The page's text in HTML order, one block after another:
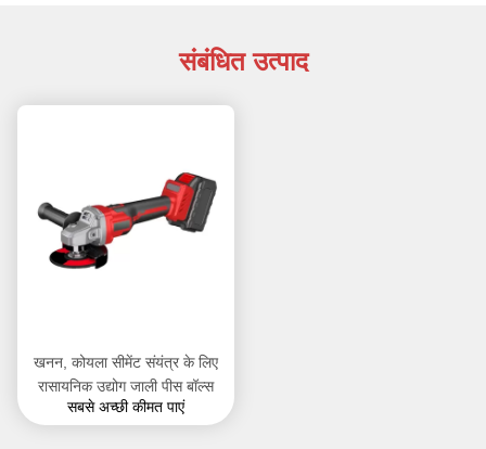
संबंधित उत्पाद
खनन, कोयला सीमेंट संयंत्र के लिए
रासायनिक उद्योग जाली पीस बॉल्स
सबसे अच्छी कीमत पाएं